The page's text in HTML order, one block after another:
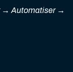
→ Automatiser →